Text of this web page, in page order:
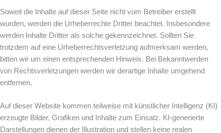
Soweit die Inhalte auf dieser Seite nicht vom Betreiber erstellt
wurden, werden die Urheberrechte Dritter beachtet. Insbesondere
werden Inhalte Dritter als solche gekennzeichnet. Sollten Sie
trotzdem auf eine Urheberrechtsverletzung aufmerksam werden,
bitten wir um einen entsprechenden Hinweis. Bei Bekanntwerden
von Rechtsverletzungen werden wir derartige Inhalte umgehend
entfernen.
Auf dieser Website kommen teilweise mit künstlicher Intelligenz (KI)
erzeugte Bilder, Grafiken und Inhalte zum Einsatz. KI-generierte
Darstellungen dienen der Illustration und stellen keine realen